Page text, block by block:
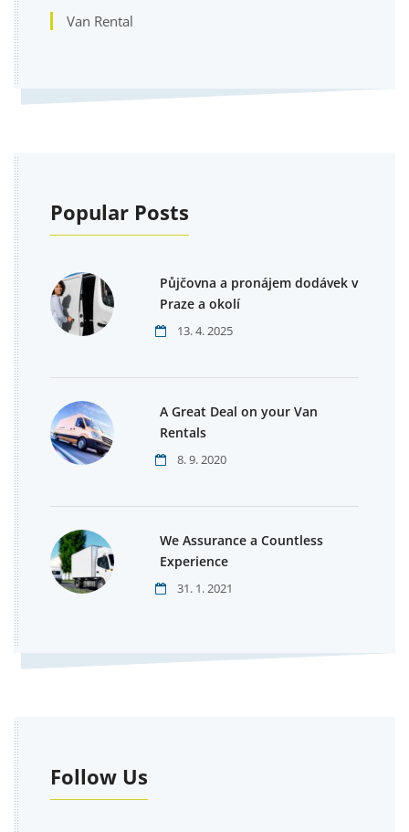
Van Rental
Popular Posts
Půjčovna a pronájem dodávek v
Praze a okolí
13. 4. 2025
A Great Deal on your Van
Rentals
8. 9. 2020
We Assurance a Countless
Experience
31. 1. 2021
Follow Us